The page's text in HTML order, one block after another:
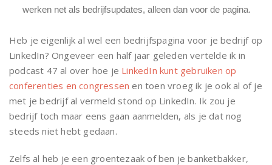
werken net als bedrijfsupdates, alleen dan voor de pagina.
Heb je eigenlijk al wel een bedrijfspagina voor je bedrijf op
LinkedIn? Ongeveer een half jaar geleden vertelde ik in
podcast 47 al over hoe je LinkedIn kunt gebruiken op
conferenties en congressen en toen vroeg ik je ook al of je
met je bedrijf al vermeld stond op LinkedIn. Ik zou je
bedrijf toch maar eens gaan aanmelden, als je dat nog
steeds niet hebt gedaan.
Zelfs al heb je een groentezaak of ben je banketbakker,